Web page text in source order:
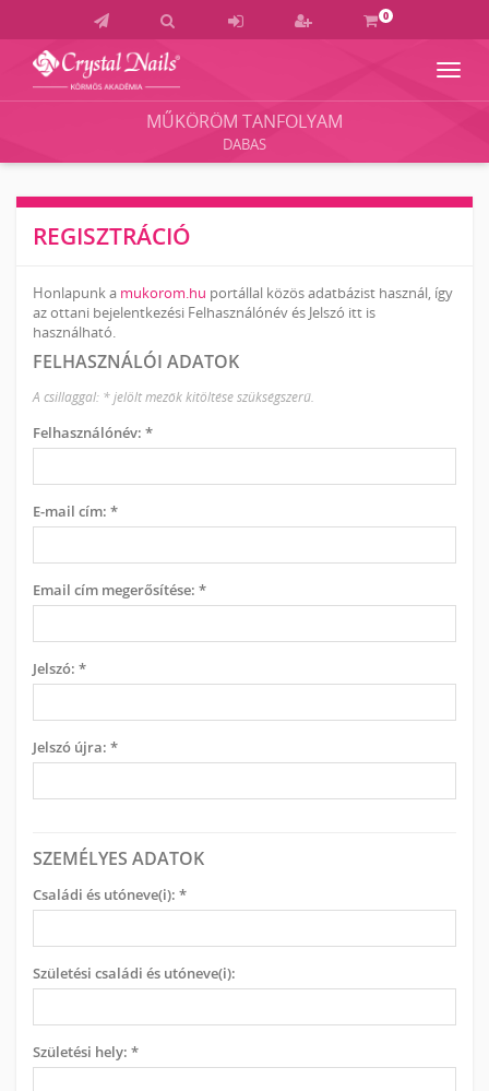
0
Crystal
Akadémia
Vizsgaközpont
MŰKÖRÖM TANFOLYAM
DABAS
REGISZTRÁCIÓ
Honlapunk a mukorom.hu portállal közös adatbázist használ, így
az ottani bejelentkezési Felhasználónév és Jelszó itt is
használható.
FELHASZNÁLÓI ADATOK
A csillaggal: * jelölt mezők kitöltése szükségszerű.
Felhasználónév: *
E-mail cím: *
Email cím megerősítése: *
Jelszó: *
Jelszó újra: *
SZEMÉLYES ADATOK
Családi és utóneve(i): *
Születési családi és utóneve(i):
Születési hely: *